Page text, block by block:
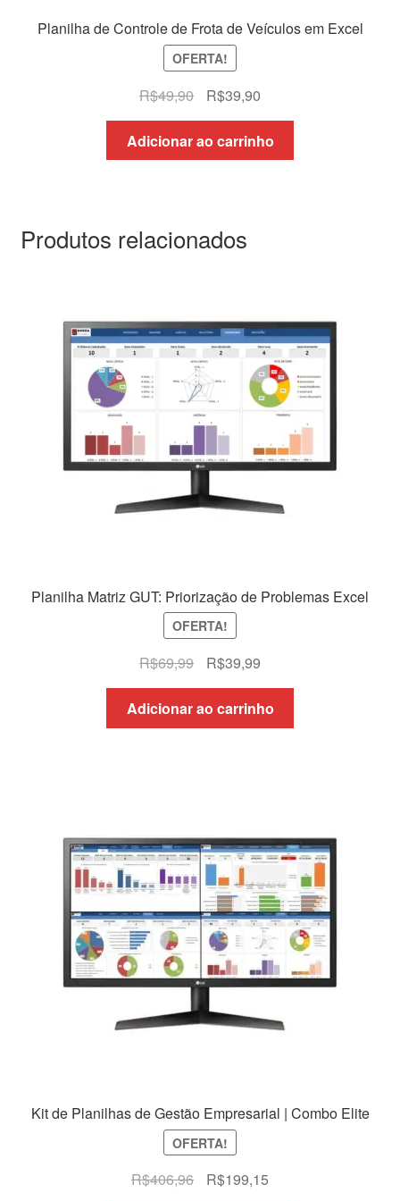
Planilha de Controle de Frota de Veículos em Excel
OFERTA!
R$49,90
O
preço
original
era:
R$39,90O
preço
atual
é:
Adicionar ao carrinho
Produtos relacionados
Planilha Matriz GUT: Priorização de Problemas Excel
OFERTA!
R$69,99
O
preço
original
era:
R$39,99O
preço
atual
é:
Adicionar ao carrinho
Kit de Planilhas de Gestão Empresarial | Combo Elite
OFERTA!
R$406,96
OR$199,15O